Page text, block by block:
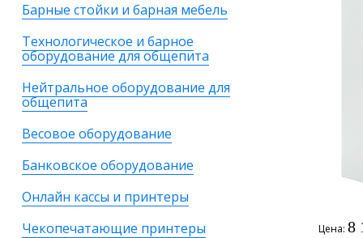
Барные стойки и барная мебель
Технологическое и барное
оборудование для общепита
Нейтральное оборудование для
общепита
Весовое оборудование
Банковское оборудование
Онлайн кассы и принтеры
Чекопечатающие принтеры
Цена:8